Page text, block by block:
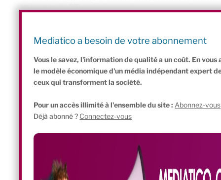
croissance du PIB(« C’est un conte que l’on se raconte »,
Mediatico a besoin de votre abonnement
Vous le savez, l'information de qualité a un coût. En
le modèle économique d'un média indépendant expert
ceux qui transforment la société.
Pour un accès illimité à l'ensemble du site : Abonnez-vous
Déjà abonné ? Connectez-vous